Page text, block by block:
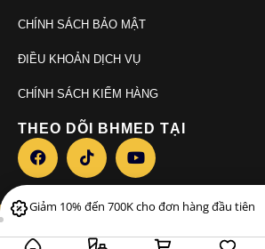
CHÍNH SÁCH BẢO MẬT
ĐIỀU KHOẢN DỊCH VỤ
CHÍNH SÁCH KIỂM HÀNG
THEO DÕI BHMED TẠI
© 2026. Bhmed
Giảm 10% đến 700K cho đơn hàng đầu tiên